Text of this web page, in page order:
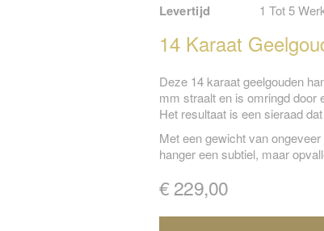
Levertijd 1 Tot 5
14 Karaat
Deze 14 karaat geelgouden
mm straalt en is omringd door
Het resultaat is een sieraad
Met een gewicht van
hanger een subtiel, maar
€ 229,00